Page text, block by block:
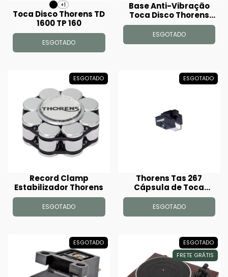
+1
Toca Disco Thorens TD
1600 TP 160
ESGOTADO
Base Anti-Vibração
Toca Disco Thorens
TAB 1600
ESGOTADO
ESGOTADO
Record Clamp
Estabilizador Thorens
ESGOTADO
ESGOTADO
Thorens Tas 267
Cápsula de Toca
Discos
ESGOTADO
ESGOTADO
ESGOTADO
FRETE GRÁTIS